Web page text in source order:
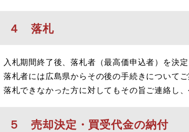
４ 落札
入札期間終了後、落札者（最高価申込者）を決定
落札者には広島県からその後の手続きについてご
落札できなかった方に対してもその旨ご連絡し、
５ 売却決定・買受代金の納付